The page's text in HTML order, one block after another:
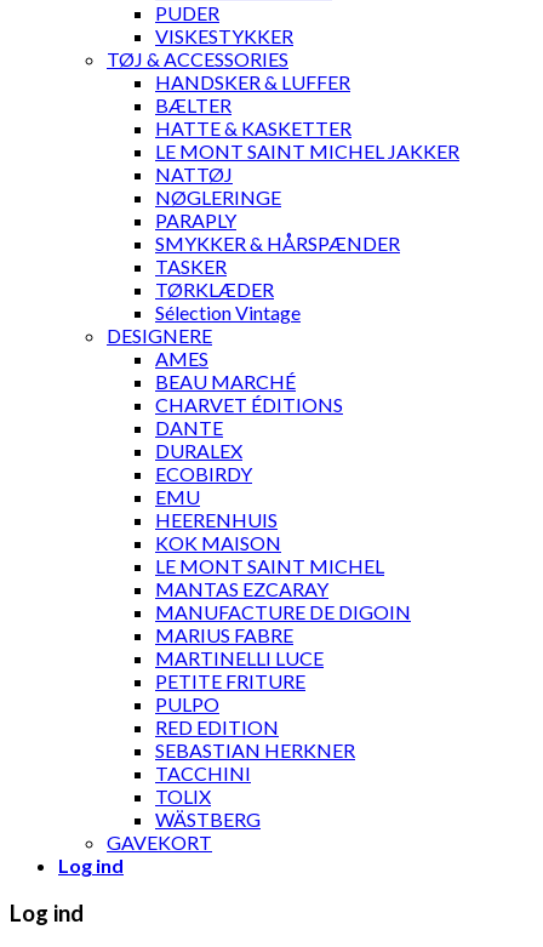
PUDER
VISKESTYKKER
TØJ & ACCESSORIES
HANDSKER & LUFFER
BÆLTER
HATTE & KASKETTER
LE MONT SAINT MICHEL JAKKER
NATTØJ
NØGLERINGE
PARAPLY
SMYKKER & HÅRSPÆNDER
TASKER
TØRKLÆDER
Sélection Vintage
DESIGNERE
AMES
BEAU MARCHÉ
CHARVET ÉDITIONS
DANTE
DURALEX
ECOBIRDY
EMU
HEERENHUIS
KOK MAISON
LE MONT SAINT MICHEL
MANTAS EZCARAY
MANUFACTURE DE DIGOIN
MARIUS FABRE
MARTINELLI LUCE
PETITE FRITURE
PULPO
RED EDITION
SEBASTIAN HERKNER
TACCHINI
TOLIX
WÄSTBERG
GAVEKORT
Log ind
Log ind